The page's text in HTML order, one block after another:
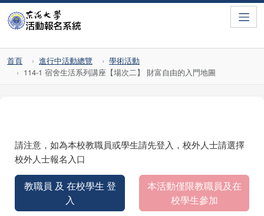
首頁 進行中活動總覽
學術活動
114-1 宿舍生活系列講座【場次二】 財富自由的入門地圖
請注意，如為本校教職員或學生請先登入，校外人士請選擇
校外人士報名入口
教職員 及 在校學生 登
入
本活動僅限教職員及在
校學生參加